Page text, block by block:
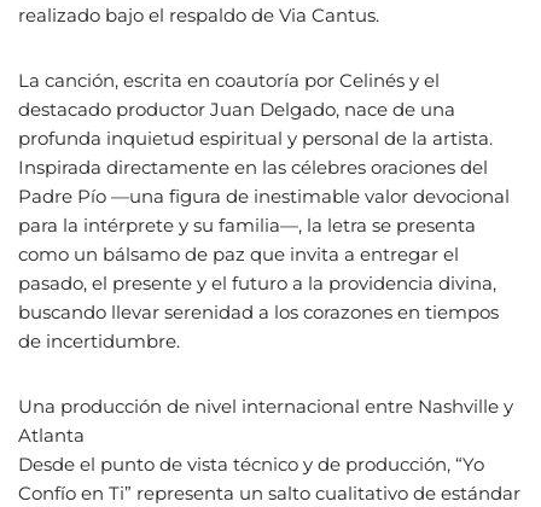
realizado bajo el respaldo de Via Cantus.
La canción, escrita en coautoría por Celinés y el
destacado productor Juan Delgado, nace de una
profunda inquietud espiritual y personal de la artista.
Inspirada directamente en las célebres oraciones del
Padre Pío —una figura de inestimable valor devocional
para la intérprete y su familia—, la letra se presenta
como un bálsamo de paz que invita a entregar el
pasado, el presente y el futuro a la providencia divina,
buscando llevar serenidad a los corazones en tiempos
de incertidumbre.
Una producción de nivel internacional entre Nashville y
Atlanta
Desde el punto de vista técnico y de producción, “Yo
Confío en Ti” representa un salto cualitativo de estándar